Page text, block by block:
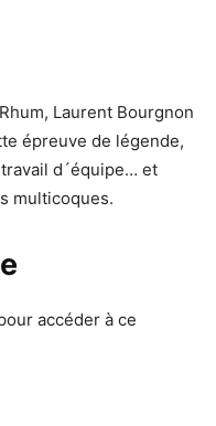
Laurent Bourgnon
épreuve de légende,
d´équipe… et
multicoques.
accéder à ce